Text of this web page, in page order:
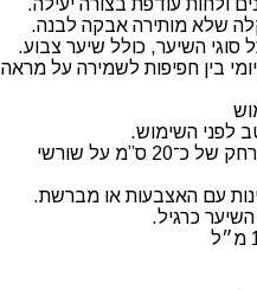
ולחות עודפת בצורה יעילה.
שלא מותירה אבקה לבנה.
סוגי השיער, כולל שיער צבוע.
בין חפיפות לשמירה על מראה
2.רססו ממרחק של כ־20 ס”מ על שורשי